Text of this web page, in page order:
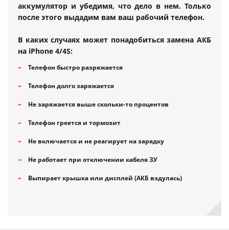
аккумулятор и убедимя, что дело в нем. Только
после этого выдадим вам ваш рабочий телефон.
В каких случаях может понадобиться замена АКБ
на iPhone 4/4S:
Телефон быстро разряжается
Телефон долго заряжается
Не заряжается выше скольки-то процентов
Телефон греется и тормозит
Не включается и не реагирует на зарядку
Не работает при отключении кабеля ЗУ
Выпирает крышка или дисплей (АКБ вздулась)